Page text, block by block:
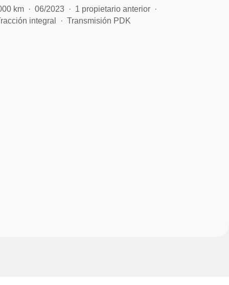
km 06/2023
1 propietario anterior
integral
Transmisión PDK